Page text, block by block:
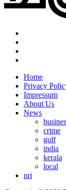
Home
Privacy
Impressum
About Us
News
crime
gulf
india
kerala
local
nri